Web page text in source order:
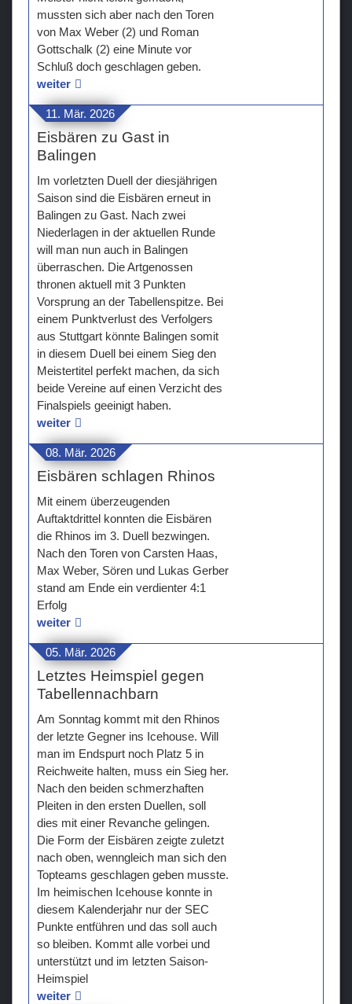
mussten sich aber nach den Toren
von Max Weber (2) und Roman
Gottschalk (2) eine Minute vor
Schluß doch geschlagen geben.
weiter
11. Mär. 2026
Eisbären zu Gast in
Balingen
Im vorletzten Duell der diesjährigen
Saison sind die Eisbären erneut in
Balingen zu Gast. Nach zwei
Niederlagen in der aktuellen Runde
will man nun auch in Balingen
überraschen. Die Artgenossen
thronen aktuell mit 3 Punkten
Vorsprung an der Tabellenspitze. Bei
einem Punktverlust des Verfolgers
aus Stuttgart könnte Balingen somit
in diesem Duell bei einem Sieg den
Meistertitel perfekt machen, da sich
beide Vereine auf einen Verzicht des
Finalspiels geeinigt haben.
weiter
08. Mär. 2026
Eisbären schlagen Rhinos
Mit einem überzeugenden
Auftaktdrittel konnten die Eisbären
die Rhinos im 3. Duell bezwingen.
Nach den Toren von Carsten Haas,
Max Weber, Sören und Lukas Gerber
stand am Ende ein verdienter 4:1
Erfolg
weiter
05. Mär. 2026
Letztes Heimspiel gegen
Tabellennachbarn
Am Sonntag kommt mit den Rhinos
der letzte Gegner ins Icehouse. Will
man im Endspurt noch Platz 5 in
Reichweite halten, muss ein Sieg her.
Nach den beiden schmerzhaften
Pleiten in den ersten Duellen, soll
dies mit einer Revanche gelingen.
Die Form der Eisbären zeigte zuletzt
nach oben, wenngleich man sich den
Topteams geschlagen geben musste.
Im heimischen Icehouse konnte in
diesem Kalenderjahr nur der SEC
Punkte entführen und das soll auch
so bleiben. Kommt alle vorbei und
unterstützt und im letzten Saison-
Heimspiel
weiter